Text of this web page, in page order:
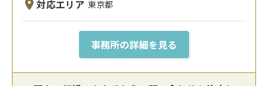
対応エリア 東京都
事務所の詳細を見る